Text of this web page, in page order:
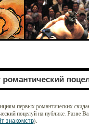
романтический
первых романтических
поцелуй на публике. Разве
знакомств).